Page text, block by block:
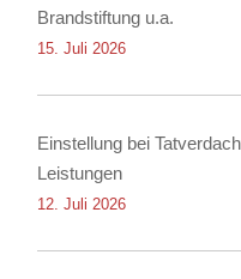
Brandstiftung u.a.
15. Juli 2026
Einstellung bei
Leistungen
12. Juli 2026